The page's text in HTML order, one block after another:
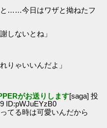
……今日はワザと拗ねたフ
しないとね」
りゃいいんだよ」
がお送りします[saga] 投
ID:pWJuEYzB0
てる時は可愛いんだから